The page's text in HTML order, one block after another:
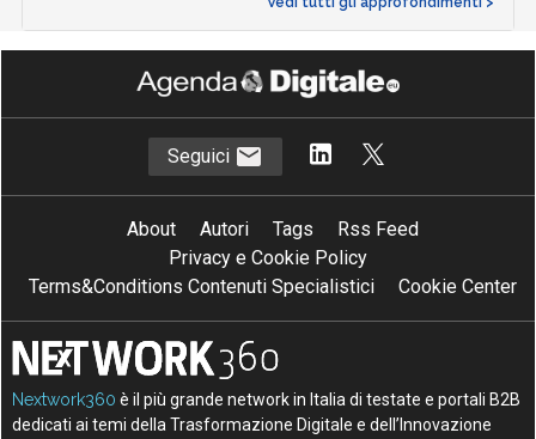
Seguici
About Autori Tags
Rss Feed
Privacy e Cookie Policy
Terms&Conditions Contenuti Specialistici
Cookie Center
Nextwork360 è il più grande network in Italia di testate e portali B2B
dedicati ai temi della Trasformazione Digitale e dell’Innovazione